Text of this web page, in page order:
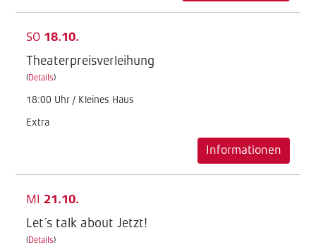
SO 18.10.
Theaterpreisverleihung
(Details)
18:00 Uhr / Kleines Haus
Extra
Informationen
MI 21.10.
Let´s talk about Jetzt!
(Details)